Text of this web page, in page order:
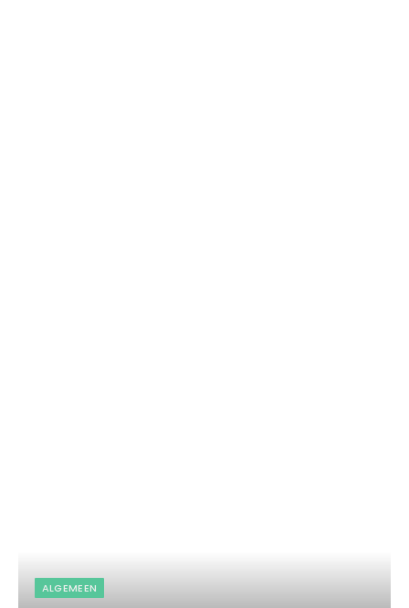
ALGEMEEN